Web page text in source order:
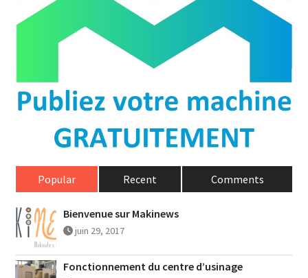
Popular Recent Comments
Bienvenue sur Makinews
juin 29, 2017
Fonctionnement du centre d’usinage